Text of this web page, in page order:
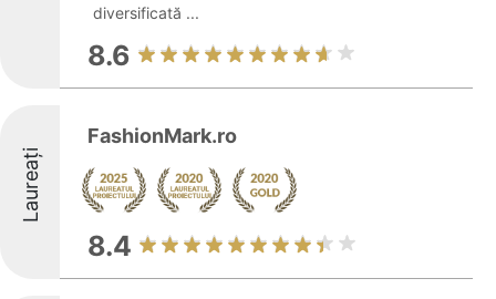
diversificată ...
8.6
Laureați
FashionMark.ro
8.4